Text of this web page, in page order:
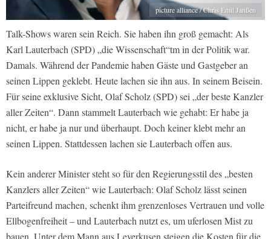
picture alliance / Chris Emil Janßen
Talk-Shows waren sein Reich. Sie haben ihn groß gemacht: Als
Karl Lauterbach (SPD) „die Wissenschaft“tm in der Politik war.
Damals. Während der Pandemie haben Gäste und Gastgeber an
seinen Lippen geklebt. Heute lachen sie ihn aus. In seinem Beisein.
Für seine exklusive Sicht, Olaf Scholz (SPD) sei „der beste Kanzler
aller Zeiten“. Dann stammelt Lauterbach wie gehabt: Er habe ja
nicht, er habe ja nur und überhaupt. Doch keiner klebt mehr an
seinen Lippen. Stattdessen lachen sie Lauterbach offen aus.
Kein anderer Minister steht so für den Regierungsstil des „besten
Kanzlers aller Zeiten“ wie Lauterbach: Olaf Scholz lässt seinen
Parteifreund machen, schenkt ihm grenzenloses Vertrauen und volle
Ellbogenfreiheit – und Lauterbach nutzt es, um uferlosen Mist zu